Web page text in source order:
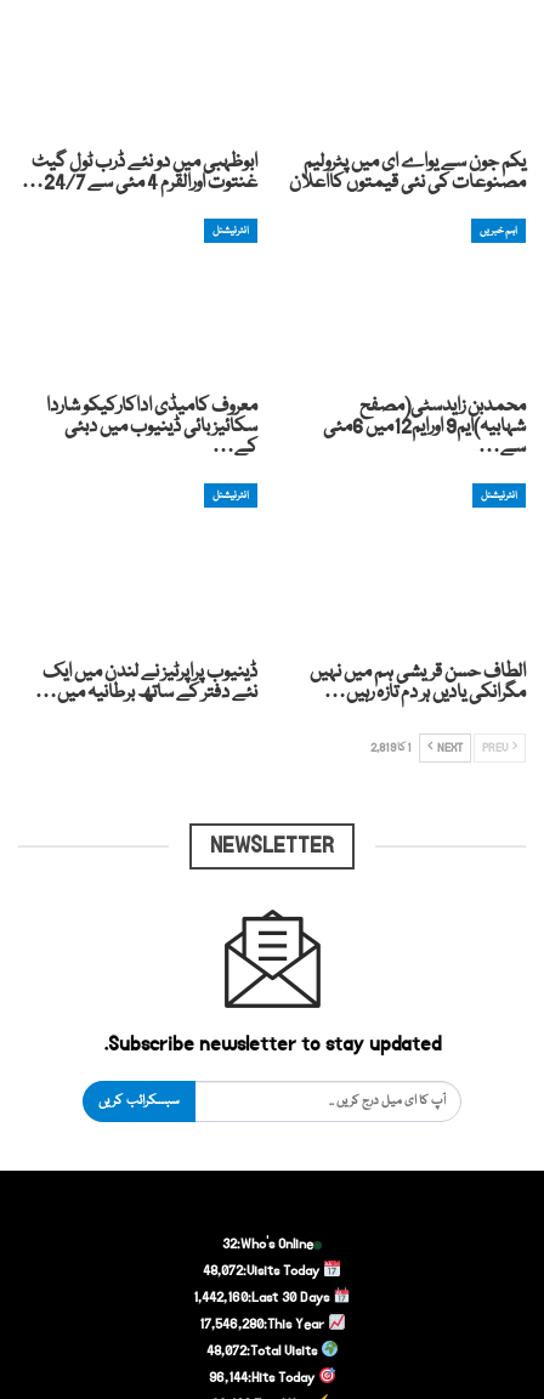
یکم جون سے یواے ای میں پٹرولیم
مصنوعات کی نئی قیمتوں کااعلان
ابوظہبی میں دو نئے ڈرب ٹول گیٹ
غنتوت اورالقرم 4 مئی سے 24/7…
اہم خبریں
محمدبن زایدسٹی(مصفح
شہابیہ)ایم9 اورایم12میں 6مئی
سے…
انٹرنیشنل
معروف کامیڈی اداکارکیکو شاردا
سکائیز بائی ڈینیوب میں دبئی
کے…
انٹرنیشنل
الطاف حسن قریشی ہم میں نہیں
مگرانکی یادیں ہر دم تازہ رہیں…
انٹرنیشنل
ڈینیوب پراپرٹیز نے لندن میں ایک
نئے دفتر کے ساتھ برطانیہ میں…
NEXT 1 کا 2,819
NEWSLETTER
Subscribe newsletter to stay updated.
سبسکرائب کریں
Who's Online:
32
Visits Today:
48,072
Last 30 Days:
1,442,160
This Year:
17,546,280
Total Visits:
48,072
Hits Today:
96,144